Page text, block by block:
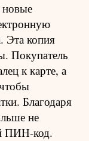
новые
Эта копия
Покупатель
к карте, а
Благодаря
не
ПИН-код.